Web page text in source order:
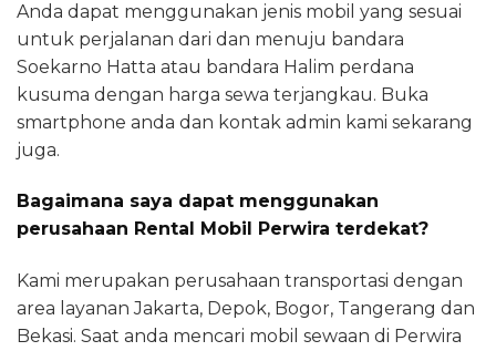
Anda dapat menggunakan jenis mobil yang sesuai
untuk perjalanan dari dan menuju bandara
Soekarno Hatta atau bandara Halim perdana
kusuma dengan harga sewa terjangkau. Buka
smartphone anda dan kontak admin kami sekarang
juga.
Bagaimana saya dapat menggunakan
perusahaan Rental Mobil Perwira terdekat?
Kami merupakan perusahaan transportasi dengan
area layanan Jakarta, Depok, Bogor, Tangerang dan
Bekasi. Saat anda mencari mobil sewaan di Perwira